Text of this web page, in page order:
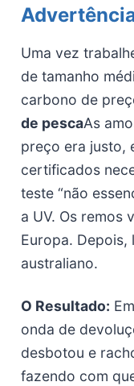
Uma vez
de tamanho
carbono de
de pescaAs
preço era justo,
certificados
teste “não
a UV. Os remos
Europa. Depois,
australiano.
O Resultado:
onda de
desbotou e
fazendo com